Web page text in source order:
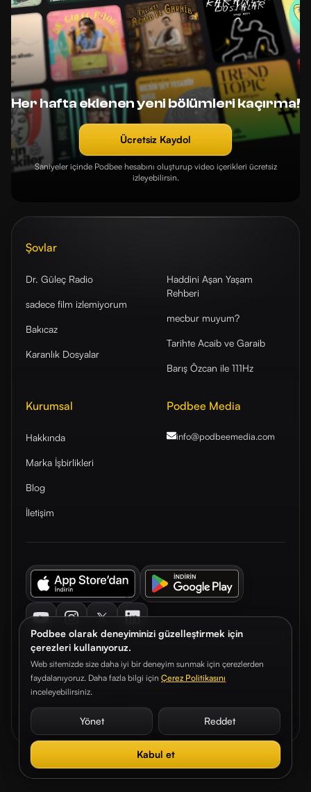
Podbee olarak deneyiminizi güzelleştirmek için
çerezleri kullanıyoruz.
Web sitemizde size daha iyi bir deneyim sunmak için çerezlerden
faydalanıyoruz. Daha fazla bilgi için Çerez Politikasını
inceleyebilirsiniz.
Yönet Reddet
Kabul et
Her hafta eklenen yeni bölümleri kaçırma!
Ücretsiz Kaydol
Saniyeler içinde Podbee hesabını oluşturup video içerikleri ücretsiz
izleyebilirsin.
Şovlar
Dr. Güleç Radio
sadece film izlemiyorum
Bakıcaz
Karanlık Dosyalar
Haddini Aşan Yaşam
Rehberi
mecbur muyum?
Tarihte Acaib ve Garaib
Barış Özcan ile 111Hz
Kurumsal
Hakkında
Marka İşbirlikleri
Blog
İletişim
Podbee Media
info@podbeemedia.com
© 2026. Podbee Media. Tüm hakları saklıdır.
Çerez TercihleriAydınlatma Metni Gizlilik Sözleşmesi